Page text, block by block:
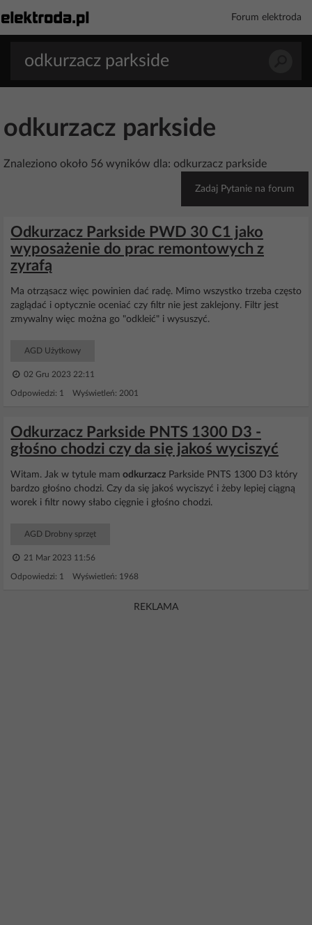
Forum elektroda
odkurzacz parkside
Znaleziono około 56 wyników dla: odkurzacz parkside
Zadaj Pytanie na forum
Odkurzacz Parkside PWD 30 C1 jako
wyposażenie do prac remontowych z
zyrafą
Ma otrząsacz więc powinien dać radę. Mimo wszystko trzeba często
zaglądać i optycznie oceniać czy filtr nie jest zaklejony. Filtr jest
zmywalny więc można go "odkleić" i wysuszyć.
AGD Użytkowy
02 Gru 2023 22:11
Odpowiedzi: 1 Wyświetleń: 2001
Odkurzacz Parkside PNTS 1300 D3 -
głośno chodzi czy da się jakoś wyciszyć
Witam. Jak w tytule mam odkurzacz Parkside PNTS 1300 D3 który
bardzo głośno chodzi. Czy da się jakoś wyciszyć i żeby lepiej ciągną
worek i filtr nowy słabo cięgnie i głośno chodzi.
AGD Drobny sprzęt
21 Mar 2023 11:56
Odpowiedzi: 1 Wyświetleń: 1968
REKLAMA